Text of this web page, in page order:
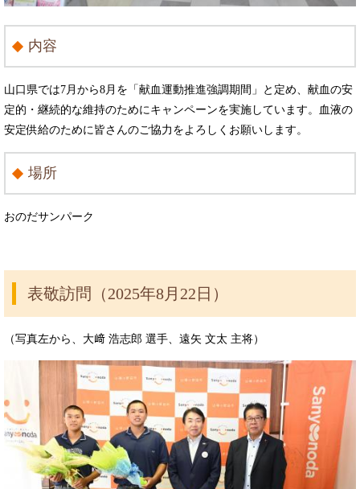
内容
山口県では7月から8月を「献血運動推進強調期間」と定め、献血の安
定的・継続的な維持のためにキャンペーンを実施しています。血液の
安定供給のために皆さんのご協力をよろしくお願いします。
場所
おのだサンパーク
表敬訪問（2025年8月22日）
（写真左から、大﨑 浩志郎 選手、遠矢 文太 主将）